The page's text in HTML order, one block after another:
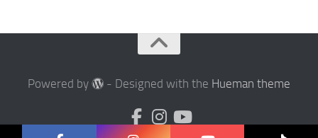
Powered by - Designed with the Hueman theme